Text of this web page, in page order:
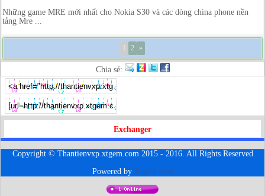
Những game MRE mới nhất cho Nokia S30 và các dòng china phone nền
tảng Mre ...
2 »
Chia sẻ:
Exchanger
Copyright © Thantienvxp.xtgem.com 2015 - 2016. All Rights Reserved
Powered by Xtgem.com